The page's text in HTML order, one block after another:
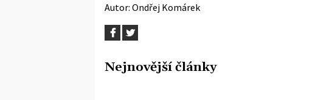
Autor: Ondřej Komárek
Nejnovější články